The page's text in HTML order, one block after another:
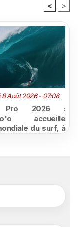
< >
8 Août 2026 - 07:08
Pro 2026 :
accueille
du surf, à